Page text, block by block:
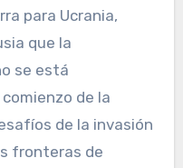
para Ucrania,
que la
se está
de la
de la invasión
fronteras de